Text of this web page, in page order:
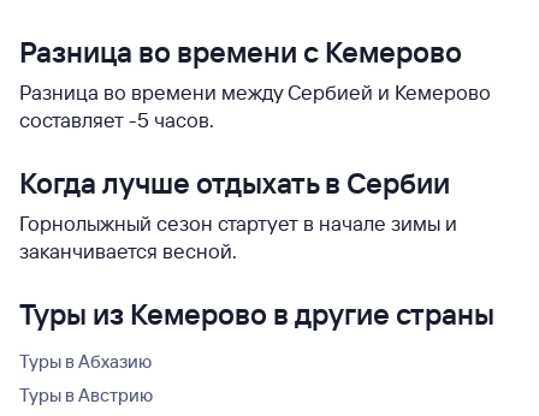
Разница во времени с Кемерово
Разница во времени между Сербией и Кемерово
составляет -5 часов.
Когда лучше отдыхать в Сербии
Горнолыжный сезон стартует в начале зимы и
заканчивается весной.
Туры из Кемерово в другие страны
Туры в Абхазию
Туры в Австрию